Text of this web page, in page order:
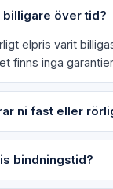
över tid?
elpris varit
finns inga
ni fast eller
bindningstid?